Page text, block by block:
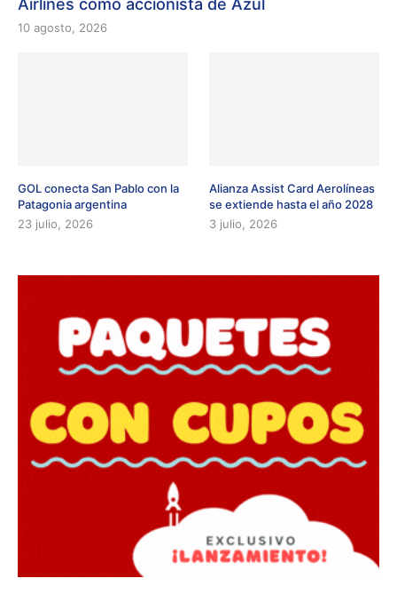
10 agosto, 2026
GOL conecta San Pablo con la
Patagonia argentina
23 julio, 2026
Alianza Assist Card Aerolíneas
se extiende hasta el año 2028
3 julio, 2026